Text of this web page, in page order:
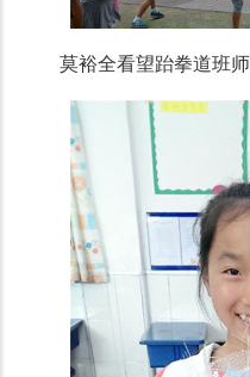
莫裕全看望跆拳道班